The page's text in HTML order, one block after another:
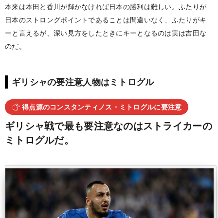
本来は本田と香川が輝かなければ日本の勝利は難しい。ふたりが
日本のストロングポイントであることは間違いなく、ふたりがキ
ーと言えるが、深い見方をしたときにキーとなるのは実は吉田な
のだ。
ギリシャの要注意人物はミトログル
得点源のコンスタンティノス・ミトログルに要注意
ギリシャ戦で最も要注意なのはストライカーの
ミトログルだ。